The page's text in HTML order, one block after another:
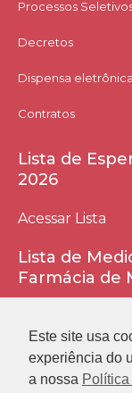
Processos
Decretos
Dispensa eletrônica
Contratos
Lista de
2026
Acessar Lista
Lista de
Farmácia de
Este site usa
experiência do
a nossa